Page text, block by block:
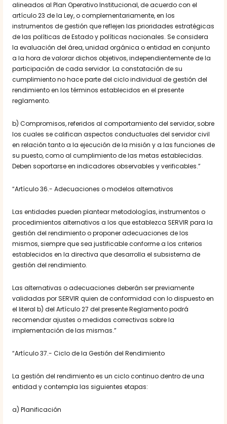
alineados al Plan Operativo Institucional, de acuerdo con el
artículo 23 de la Ley, o complementariamente, en los
instrumentos de gestión que reflejen las prioridades estratégicas
de las políticas de Estado y políticas nacionales. Se considera
la evaluación del área, unidad orgánica o entidad en conjunto
a la hora de valorar dichos objetivos, independientemente de la
participación de cada servidor. La constatación de su
cumplimiento no hace parte del ciclo individual de gestión del
rendimiento en los términos establecidos en el presente
reglamento.
b) Compromisos, referidos al comportamiento del servidor, sobre
los cuales se califican aspectos conductuales del servidor civil
en relación tanto a la ejecución de la misión y a las funciones de
su puesto, como al cumplimiento de las metas establecidas.
Deben soportarse en indicadores observables y verificables.”
“Artículo 36.- Adecuaciones o modelos alternativos
Las entidades pueden plantear metodologías, instrumentos o
procedimientos alternativos a los que establezca SERVIR para la
gestión del rendimiento o proponer adecuaciones de los
mismos, siempre que sea justificable conforme a los criterios
establecidos en la directiva que desarrolla el subsistema de
gestión del rendimiento.
Las alternativas o adecuaciones deberán ser previamente
validadas por SERVIR quien de conformidad con lo dispuesto en
el literal b) del Artículo 27 del presente Reglamento podrá
recomendar ajustes o medidas correctivas sobre la
implementación de las mismas.”
“Artículo 37.- Ciclo de la Gestión del Rendimiento
La gestión del rendimiento es un ciclo continuo dentro de una
entidad y contempla las siguientes etapas:
a) Planificación